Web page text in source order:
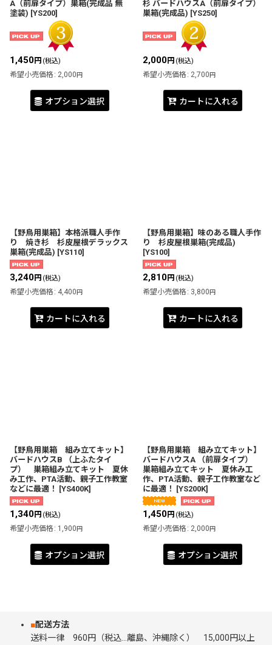
A（前扉タイプ）巣箱(完成品 無
塗装) [YS200]
1,450円 (税込)
希望小売価格 : 2,000 円
オプション選択
杉 バードハウスA（前扉タイプ）
巣箱(完成品) [YS250]
2,000円 (税込)
希望小売価格 : 2,700 円
カートに入れる
【野鳥用巣箱】本格派職人手作
り 焼き杉 杉皮屋根デラックス
巣箱(完成品) [YS110]
3,240円 (税込)
希望小売価格 : 4,400 円
カートに入れる
【野鳥用巣箱】味のある職人手作
り 杉皮屋根巣箱(完成品)
[YS100]
2,810円 (税込)
希望小売価格 : 3,800 円
カートに入れる
【野鳥用巣箱 組み立てキット】
バードハウスB （上ふたタイ
プ） 巣箱組み立てキット 夏休
み工作、PTA活動、親子工作教室
などに最適！
[YS400K]
1,340円 (税込)
希望小売価格 : 1,900 円
オプション選択
【野鳥用巣箱 組み立てキット】
バードハウスA （前扉タイプ）
巣箱組み立てキット 夏休み工
作、PTA活動、親子工作教室など
に最適！
[YS200K]
1,450円 (税込)
希望小売価格 : 2,000 円
オプション選択
■配送方法
送料一律 960円（税込…離島、沖縄除く） 15,000円以上